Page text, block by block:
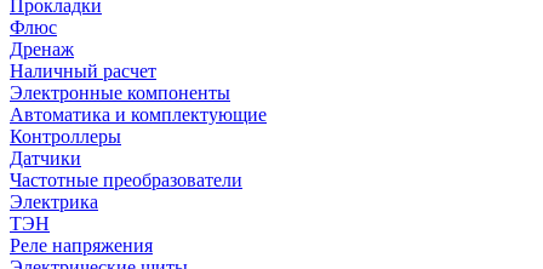
Прокладки
Флюс
Дренаж
Наличный расчет
Электронные компоненты
Автоматика и комплектующие
Контроллеры
Датчики
Частотные преобразователи
Электрика
ТЭН
Реле напряжения